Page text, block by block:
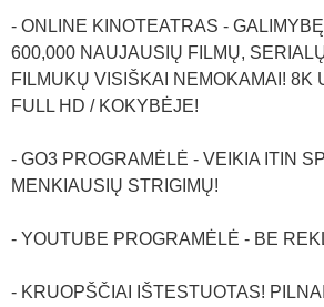
- ONLINE KINOTEATRAS -
600,000 NAUJAUSIŲ FILMŲ,
FILMUKŲ VISIŠKAI NEMOKAMAI! 8K
FULL HD / KOKYBĖJE!
- GO3 PROGRAMĖLĖ - VEIKIA ITIN
MENKIAUSIŲ STRIGIMŲ!
- YOUTUBE PROGRAMĖLĖ - BE
- KRUOPŠČIAI IŠTESTUOTAS! PILNAI